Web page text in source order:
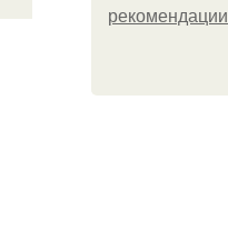
рекомендации